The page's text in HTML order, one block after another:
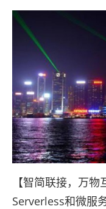
【智简联接，万物
Serverless和微服